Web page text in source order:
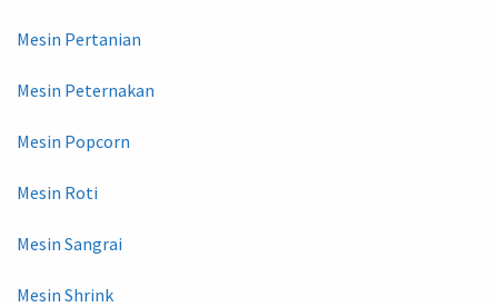
Mesin Pertanian
Mesin Peternakan
Mesin Popcorn
Mesin Roti
Mesin Sangrai
Mesin Shrink